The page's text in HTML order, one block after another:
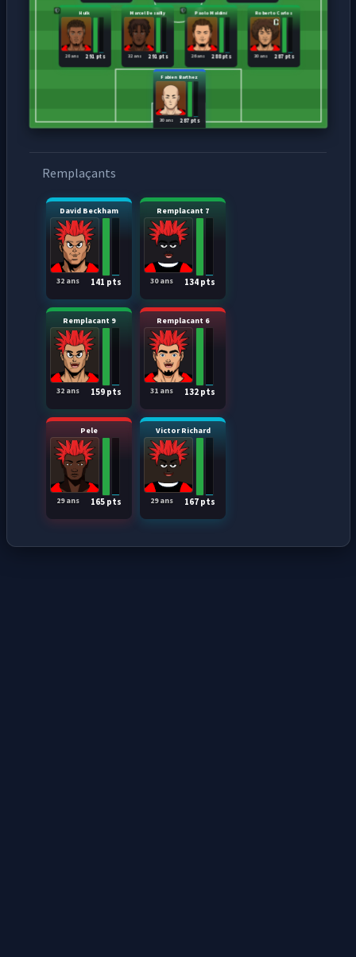
Fabien Barthez
287 pts
30 ans
Hulk
291 pts
28 ans
Marcel Desailly
291 pts
32 ans
Paolo Maldini
288 pts
26 ans
Roberto Carlos
287 pts
30 ans
Remplaçants
David Beckham
141 pts
32 ans
Remplacant 7
134 pts
30 ans
Remplacant 9
159 pts
32 ans
Remplacant 6
132 pts
31 ans
Pele
165 pts
29 ans
Victor Richard
167 pts
29 ans